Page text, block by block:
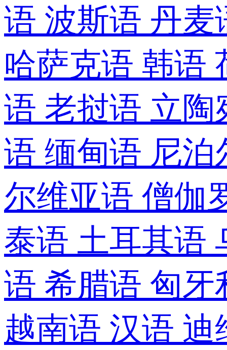
语 波斯语 丹
哈萨克语 韩语
语 老挝语 立
语 缅甸语 尼
尔维亚语 僧伽
泰语 土耳其语
语 希腊语 匈
越南语 汉语 迪